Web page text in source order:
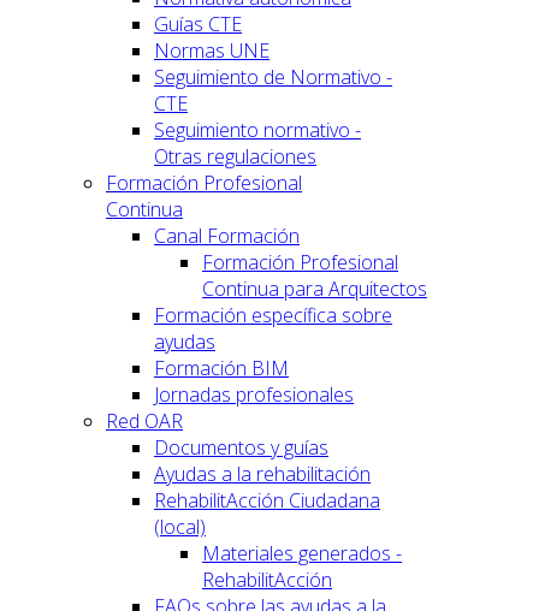
Guías CTE
Normas UNE
Seguimiento de Normativo -
CTE
Seguimiento normativo -
Otras regulaciones
Formación Profesional
Continua
Canal Formación
Formación Profesional
Continua para Arquitectos
Formación específica sobre
ayudas
Formación BIM
Jornadas profesionales
Red OAR
Documentos y guías
Ayudas a la rehabilitación
RehabilitAcción Ciudadana
(local)
Materiales generados -
RehabilitAcción